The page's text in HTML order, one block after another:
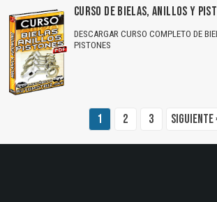
CURSO DE BIELAS, ANILLOS Y
DESCARGAR CURSO COMPLETO DE
PISTONES
1 2 3 Siguiente
Texto o Imagen de portada son
No carga o no se visualiza el